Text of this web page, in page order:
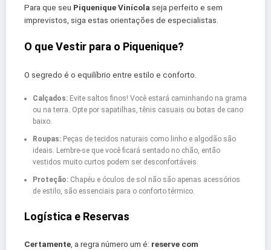
Para que seu Piquenique Vinícola seja perfeito e sem
imprevistos, siga estas orientações de especialistas.
O que Vestir para o Piquenique?
O segredo é o equilíbrio entre estilo e conforto.
Calçados:Evite saltos finos! Você estará caminhando na grama
ou na terra. Opte por sapatilhas, tênis casuais ou botas de cano
baixo.
Roupas:Peças de tecidos naturais como linho e algodão são
ideais. Lembre-se que você ficará sentado no chão, então
vestidos muito curtos podem ser desconfortáveis.
Proteção:Chapéu e óculos de sol não são apenas acessórios
de estilo, são essenciais para o conforto térmico.
Logística e Reservas
Certamente, a regra número um é: reserve com